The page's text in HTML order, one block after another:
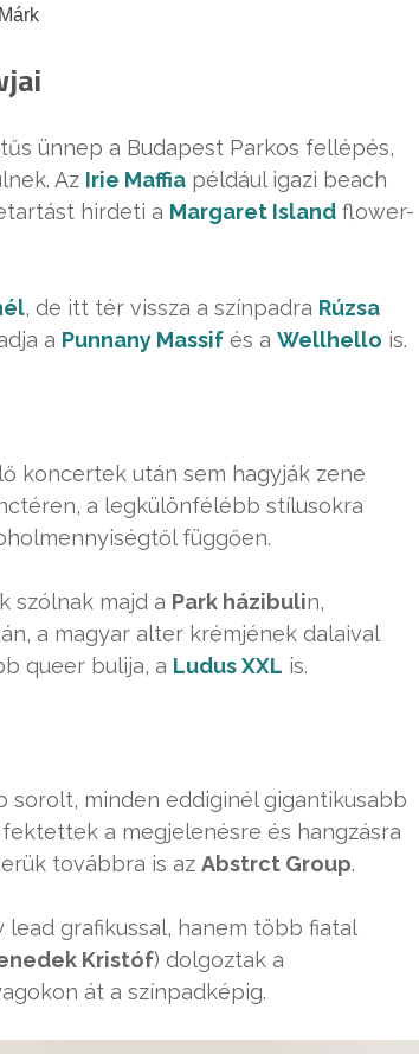
ünnep a Budapest Parkos fellépés,
Az Irie Maffia például igazi beach
hirdeti a Margaret Island flower-
, de itt tér vissza a színpadra Rúzsa
a Punnany Massif és a Wellhello is.
koncertek után sem hagyják zene
a legkülönfélébb stílusokra
függően.
szólnak majd a Park házibulin,
a magyar alter krémjének dalaival
queer bulija, a Ludus XXL is.
sorolt, minden eddiginél gigantikusabb
a megjelenésre és hangzásra
továbbra is az Abstrct Group.
grafikussal, hanem több fiatal
Kristóf) dolgoztak a
át a színpadképig.